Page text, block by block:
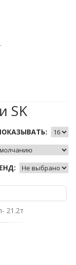
SK
21.2т